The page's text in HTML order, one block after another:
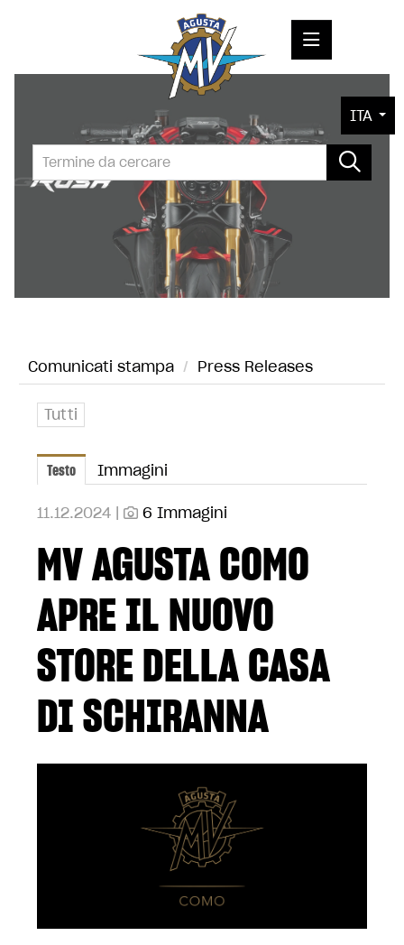
COMUNICATI STAMPA
MEDIA
FOTO
CONTATTI
ITA
Comunicati stampa / Press Releases
Tutti
Testo Immagini
11.12.2024 | 6 Immagini
MV AGUSTA COMO
APRE IL NUOVO
STORE DELLA CASA
DI SCHIRANNA